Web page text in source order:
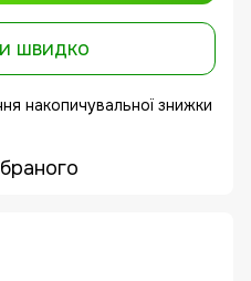
швидко
накопичувальної знижки